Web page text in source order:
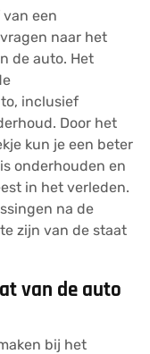
een
naar het
de auto. Het
inclusief
Door het
kun je een beter
onderhouden en
in het verleden.
na de
zijn van de staat
van de auto
bij het